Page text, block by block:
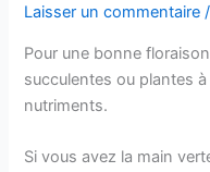
Laisser un commentaire
Pour une bonne
succulentes ou plantes
nutriments.
Si vous avez la main